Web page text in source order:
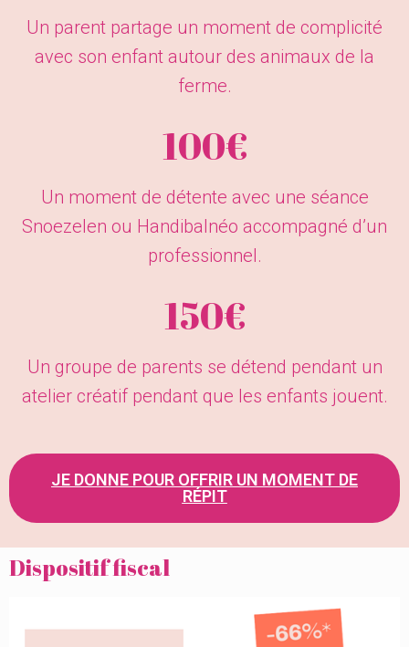
Un parent partage un moment de complicité
avec son enfant autour des animaux de la
ferme.
100€
Un moment de détente avec une séance
Snoezelen ou Handibalnéo accompagné d’un
professionnel.
150€
Un groupe de parents se détend pendant un
atelier créatif pendant que les enfants jouent.
JE DONNE POUR OFFRIR UN MOMENT DE
RÉPIT
Dispositif fiscal